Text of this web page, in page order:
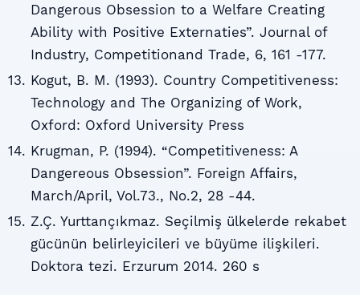
Dangerous Obsession to a Welfare Creating
Ability with Positive Externaties”. Journal of
Industry, Competitionand Trade, 6, 161 -177.
Kogut, B. M. (1993). Country Competitiveness:
Technology and The Organizing of Work,
Oxford: Oxford University Press
Krugman, P. (1994). “Competitiveness: A
Dangereous Obsession”. Foreign Affairs,
March/April, Vol.73., No.2, 28 -44.
Z.Ç. Yurttançıkmaz. Seçilmiş ülkelerde rekabet
gücünün belirleyicileri ve büyüme ilişkileri.
Doktora tezi. Erzurum 2014. 260 s